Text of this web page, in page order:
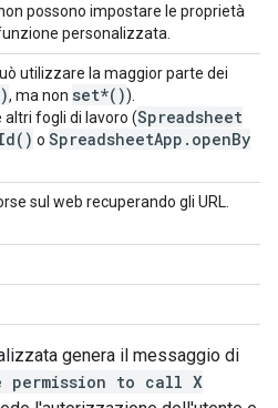
possono impostare le proprietà
personalizzata.
utilizzare la maggior parte dei
, ma non set*()).
altri fogli di lavoro (Spreadsheet
) o SpreadsheetApp . openBy
sul web recuperando gli URL.
genera il messaggio di
permission to call X